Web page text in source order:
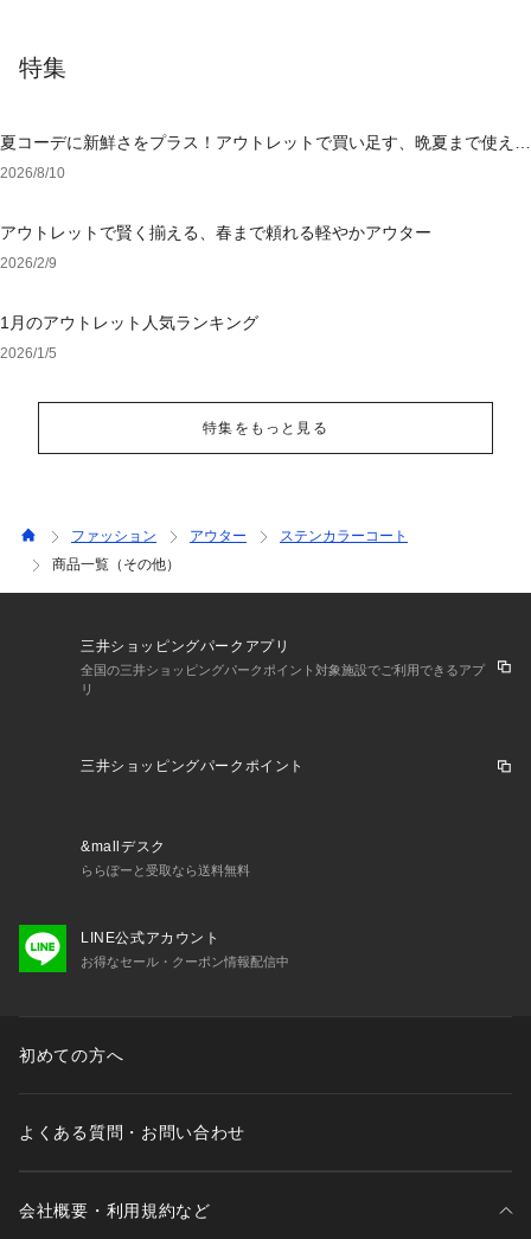
特集
夏コーデに新鮮さをプラス！アウトレットで買い足す、晩夏まで使える
アイテム
2026/8/10
アウトレットで賢く揃える、春まで頼れる軽やかアウター
2026/2/9
1月のアウトレット人気ランキング
2026/1/5
特集をもっと見る
ファッション アウター
ステンカラーコート
商品一覧（その他）
三井ショッピングパークアプリ
全国の三井ショッピングパークポイント対象施設でご利用できるアプ
リ
三井ショッピングパークポイント
&mallデスク
ららぽーと受取なら送料無料
LINE公式アカウント
お得なセール・クーポン情報配信中
初めての方へ
よくある質問・お問い合わせ
会社概要・利用規約など